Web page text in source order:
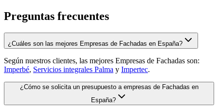
Preguntas frecuentes
¿Cuáles son las mejores Empresas de Fachadas en España?
Según nuestros clientes, las mejores Empresas de Fachadas son:
Imperbé, Servicios integrales Palma y Impertec.
¿Cómo se solicita un presupuesto a empresas de Fachadas en
España?